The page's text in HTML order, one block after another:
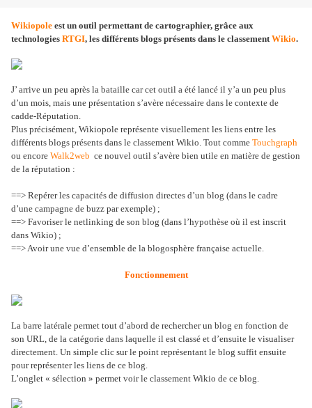
Wikiopole est un outil permettant de cartographier, grâce aux
technologies RTGI, les différents blogs présents dans le classementWikio.
J’ arrive un peu après la bataille car cet outil a été lancé il y’a un peu plus
d’un mois, mais une présentation s’avère nécessaire dans le contexte de
cadde-Réputation.
Plus précisément, Wikiopole représente visuellement les liens entre les
différents blogs présents dans le classement Wikio. Tout comme Touchgraph
ou encore Walk2web ce nouvel outil s’avère bien utile en matière de gestion
de la réputation :
==> Repérer les capacités de diffusion directes d’un blog (dans le cadre
d’une campagne de buzz par exemple) ;
==> Favoriser le netlinking de son blog (dans l’hypothèse où il est inscrit
dans Wikio) ;
==> Avoir une vue d’ensemble de la blogosphère française actuelle.
Fonctionnement
La barre latérale permet tout d’abord de rechercher un blog en fonction de
son URL, de la catégorie dans laquelle il est classé et d’ensuite le visualiser
directement. Un simple clic sur le point représentant le blog suffit ensuite
pour représenter les liens de ce blog.
L’onglet « sélection » permet voir le classement Wikio de ce blog.